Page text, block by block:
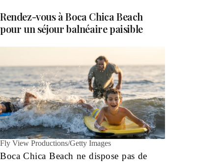
Rendez-vous à Boca Chica Beach
pour un séjour balnéaire paisible
Fly View Productions/Getty Images
Boca Chica Beach ne dispose pas de